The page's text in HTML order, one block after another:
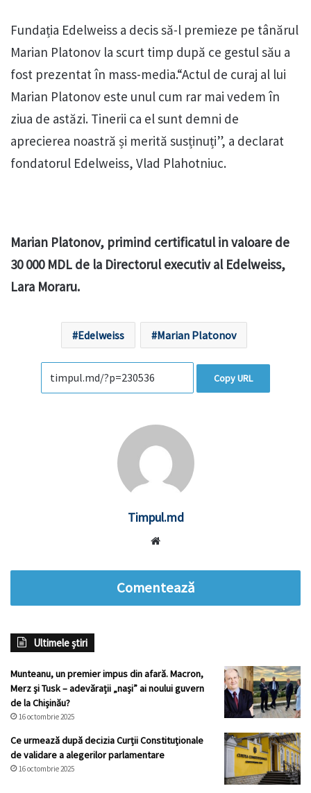
Fundația Edelweiss a decis să-l premieze pe tânărul
Marian Platonov la scurt timp după ce gestul său a
fost prezentat în mass-media.“Actul de curaj al lui
Marian Platonov este unul cum rar mai vedem în
ziua de astăzi. Tinerii ca el sunt demni de
aprecierea noastră și merită susținuți”, a declarat
fondatorul Edelweiss, Vlad Plahotniuc.
Marian Platonov, primind certificatul in valoare de
30 000 MDL de la Directorul executiv al Edelweiss,
Lara Moraru.
Edelweiss Marian Platonov
Copy URL
Timpul.md
Comentează
Ultimele știri
Munteanu, un premier impus din afară. Macron,
Merz și Tusk – adevărații „nași” ai noului guvern
de la Chișinău?
16 octombrie 2025
Ce urmează după decizia Curții Constituționale
de validare a alegerilor parlamentare
16 octombrie 2025